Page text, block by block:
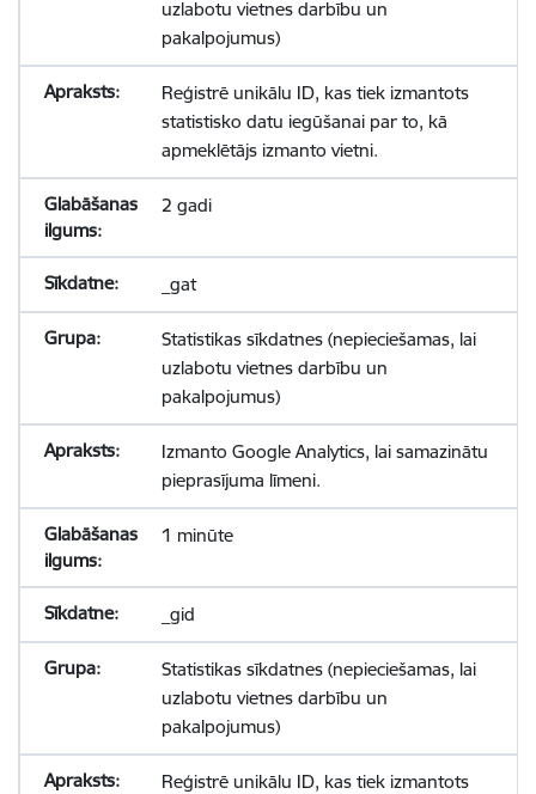
uzlabotu vietnes darbību un
pakalpojumus)
Reģistrē unikālu ID, kas tiek izmantots
statistisko datu iegūšanai par to, kā
apmeklētājs izmanto vietni.
2 gadi
_gat
Statistikas sīkdatnes (nepieciešamas, lai
uzlabotu vietnes darbību un
pakalpojumus)
Izmanto Google Analytics, lai samazinātu
pieprasījuma līmeni.
1 minūte
_gid
Statistikas sīkdatnes (nepieciešamas, lai
uzlabotu vietnes darbību un
pakalpojumus)
Reģistrē unikālu ID, kas tiek izmantots